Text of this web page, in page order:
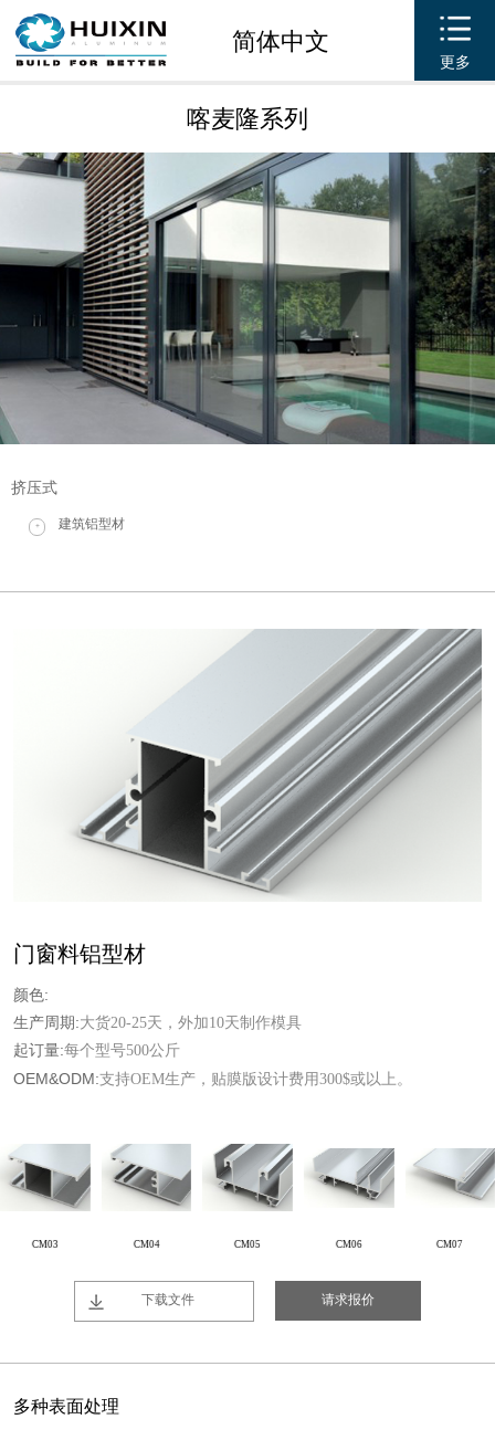
简体中文
更多
喀麦隆系列
挤压式
+ 建筑铝型材
门窗料铝型材
颜色:
生产周期:大货20-25天，外加10天制作模具
起订量:每个型号500公斤
OEM&ODM:支持OEM生产，贴膜版设计费用300$或以上。
CM03 CM04 CM05 CM06 CM07
下载文件 请求报价
多种表面处理